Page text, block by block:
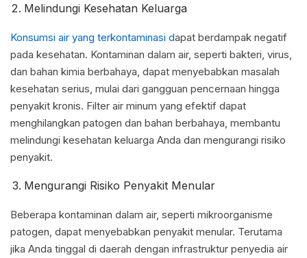
Melindungi Kesehatan Keluarga
Konsumsi air yang terkontaminasi dapat berdampak negatif
pada kesehatan. Kontaminan dalam air, seperti bakteri, virus,
dan bahan kimia berbahaya, dapat menyebabkan masalah
kesehatan serius, mulai dari gangguan pencernaan hingga
penyakit kronis. Filter air minum yang efektif dapat
menghilangkan patogen dan bahan berbahaya, membantu
melindungi kesehatan keluarga Anda dan mengurangi risiko
penyakit.
Mengurangi Risiko Penyakit Menular
Beberapa kontaminan dalam air, seperti mikroorganisme
patogen, dapat menyebabkan penyakit menular. Terutama
jika Anda tinggal di daerah dengan infrastruktur penyedia air